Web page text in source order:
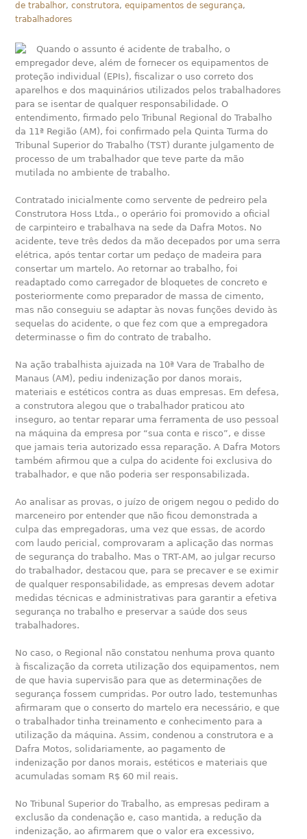
de trabalhor,construtora,equipamentos de segurança,
trabalhadores
Quando o assunto é acidente de trabalho, o
empregador deve, além de fornecer os equipamentos de
proteção individual (EPIs), fiscalizar o uso correto dos
aparelhos e dos maquinários utilizados pelos trabalhadores
para se isentar de qualquer responsabilidade. O
entendimento, firmado pelo Tribunal Regional do Trabalho
da 11ª Região (AM), foi confirmado pela Quinta Turma do
Tribunal Superior do Trabalho (TST) durante julgamento de
processo de um trabalhador que teve parte da mão
mutilada no ambiente de trabalho.
Contratado inicialmente como servente de pedreiro pela
Construtora Hoss Ltda., o operário foi promovido a oficial
de carpinteiro e trabalhava na sede da Dafra Motos. No
acidente, teve três dedos da mão decepados por uma serra
elétrica, após tentar cortar um pedaço de madeira para
consertar um martelo. Ao retornar ao trabalho, foi
readaptado como carregador de bloquetes de concreto e
posteriormente como preparador de massa de cimento,
mas não conseguiu se adaptar às novas funções devido às
sequelas do acidente, o que fez com que a empregadora
determinasse o fim do contrato de trabalho.
Na ação trabalhista ajuizada na 10ª Vara de Trabalho de
Manaus (AM), pediu indenização por danos morais,
materiais e estéticos contra as duas empresas. Em defesa,
a construtora alegou que o trabalhador praticou ato
inseguro, ao tentar reparar uma ferramenta de uso pessoal
na máquina da empresa por “sua conta e risco”, e disse
que jamais teria autorizado essa reparação. A Dafra Motors
também afirmou que a culpa do acidente foi exclusiva do
trabalhador, e que não poderia ser responsabilizada.
Ao analisar as provas, o juízo de origem negou o pedido do
marceneiro por entender que não ficou demonstrada a
culpa das empregadoras, uma vez que essas, de acordo
com laudo pericial, comprovaram a aplicação das normas
de segurança do trabalho. Mas o TRT-AM, ao julgar recurso
do trabalhador, destacou que, para se precaver e se eximir
de qualquer responsabilidade, as empresas devem adotar
medidas técnicas e administrativas para garantir a efetiva
segurança no trabalho e preservar a saúde dos seus
trabalhadores.
No caso, o Regional não constatou nenhuma prova quanto
à fiscalização da correta utilização dos equipamentos, nem
de que havia supervisão para que as determinações de
segurança fossem cumpridas. Por outro lado, testemunhas
afirmaram que o conserto do martelo era necessário, e que
o trabalhador tinha treinamento e conhecimento para a
utilização da máquina. Assim, condenou a construtora e a
Dafra Motos, solidariamente, ao pagamento de
indenização por danos morais, estéticos e materiais que
acumuladas somam R$ 60 mil reais.
No Tribunal Superior do Trabalho, as empresas pediram a
exclusão da condenação e, caso mantida, a redução da
indenização, ao afirmarem que o valor era excessivo,